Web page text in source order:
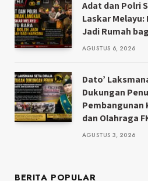
Adat dan Polri
Laskar
Jadi Rumah
AGUSTUS 6, 2026
Dato’
Dukungan
Pembangunan
dan Olahraga
AGUSTUS 3, 2026
BERITA POPULAR